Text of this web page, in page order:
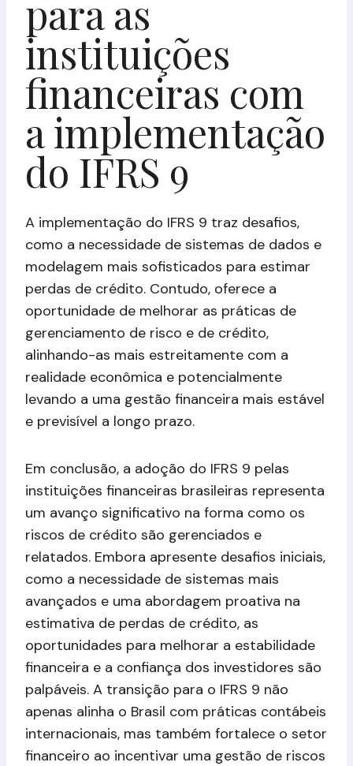
para as
instituições
financeiras com
a implementação
do IFRS 9
A implementação do IFRS 9 traz desafios,
como a necessidade de sistemas de dados e
modelagem mais sofisticados para estimar
perdas de crédito. Contudo, oferece a
oportunidade de melhorar as práticas de
gerenciamento de risco e de crédito,
alinhando-as mais estreitamente com a
realidade econômica e potencialmente
levando a uma gestão financeira mais estável
e previsível a longo prazo.
Em conclusão, a adoção do IFRS 9 pelas
instituições financeiras brasileiras representa
um avanço significativo na forma como os
riscos de crédito são gerenciados e
relatados. Embora apresente desafios iniciais,
como a necessidade de sistemas mais
avançados e uma abordagem proativa na
estimativa de perdas de crédito, as
oportunidades para melhorar a estabilidade
financeira e a confiança dos investidores são
palpáveis. A transição para o IFRS 9 não
apenas alinha o Brasil com práticas contábeis
internacionais, mas também fortalece o setor
financeiro ao incentivar uma gestão de riscos